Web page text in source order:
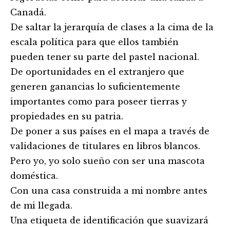
Canadá.
De saltar la jerarquía de clases a la cima de la
escala política para que ellos también
pueden tener su parte del pastel nacional.
De oportunidades en el extranjero que
generen ganancias lo suficientemente
importantes como para poseer tierras y
propiedades en su patria.
De poner a sus países en el mapa a través de
validaciones de titulares en libros blancos.
Pero yo, yo solo sueño con ser una mascota
doméstica.
Con una casa construida a mi nombre antes
de mi llegada.
Una etiqueta de identificación que suavizará